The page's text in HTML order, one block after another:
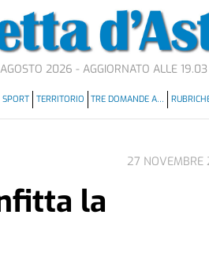
2026 - AGGIORNATO ALLE 19.03
SPORT TERRITORIO TRE DOMANDE A…
27 NOVEMBRE
la